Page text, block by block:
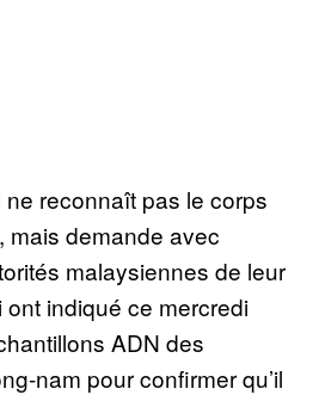
reconnaît pas le corps
mais demande avec
malaysiennes de leur
ont indiqué ce mercredi
ADN des
nam pour confirmer qu’il